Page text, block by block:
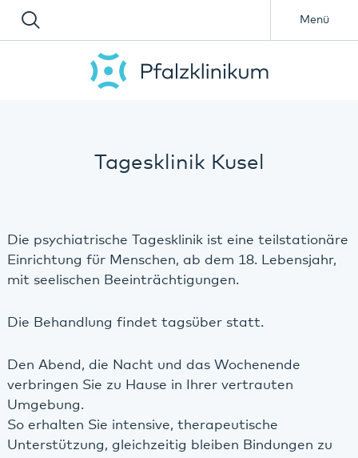
Menü
Tagesklinik Kusel
Die psychiatrische Tagesklinik ist eine teilstationäre
Einrichtung für Menschen, ab dem 18. Lebensjahr,
mit seelischen Beeinträchtigungen.
Die Behandlung findet tagsüber statt.
Den Abend, die Nacht und das Wochenende
verbringen Sie zu Hause in Ihrer vertrauten
Umgebung.
So erhalten Sie intensive, therapeutische
Unterstützung, gleichzeitig bleiben Bindungen zu